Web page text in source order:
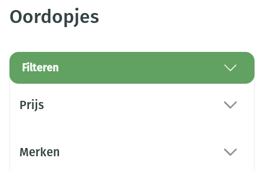
Oordopjes
Filteren
Prijs
Merken